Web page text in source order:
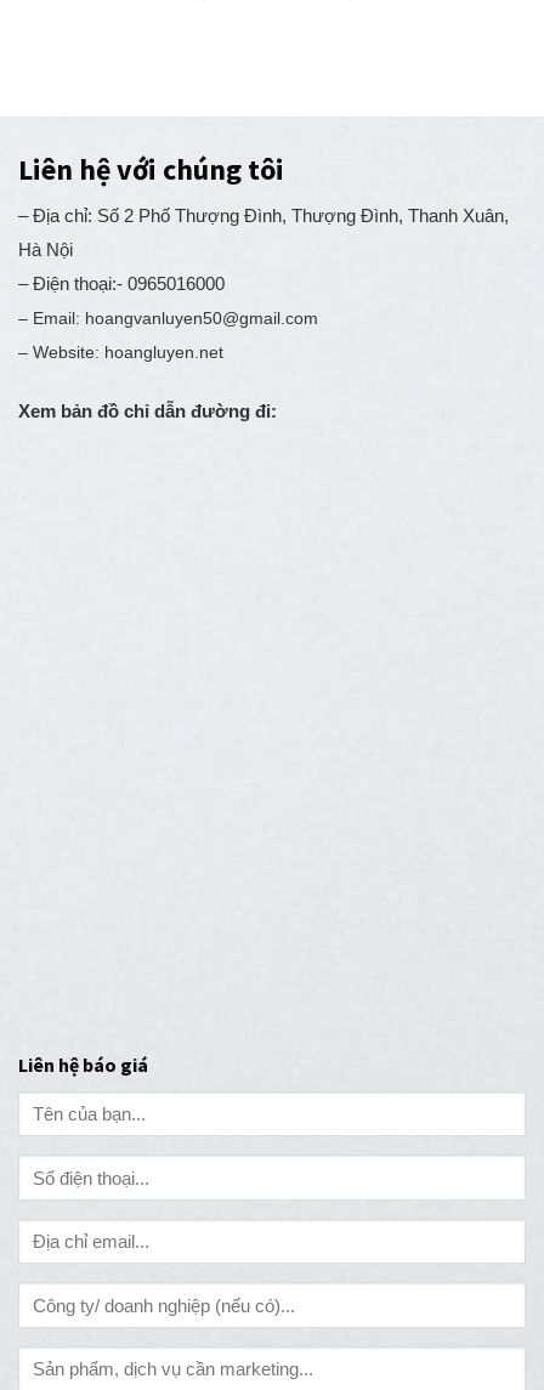
Liên hệ với chúng tôi
– Địa chỉ: Số 2 Phố Thượng Đình, Thượng Đình, Thanh Xuân,
Hà Nội
– Điện thoại:- 0965016000
– Email: hoangvanluyen50@gmail.com
– Website: hoangluyen.net
Xem bản đồ chỉ dẫn đường đi:
Liên hệ báo giá